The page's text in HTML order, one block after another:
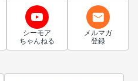
シーモア
ちゃんねる
メルマガ
登録